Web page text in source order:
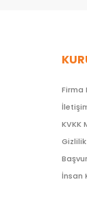
Firma
KVKK
İnsan